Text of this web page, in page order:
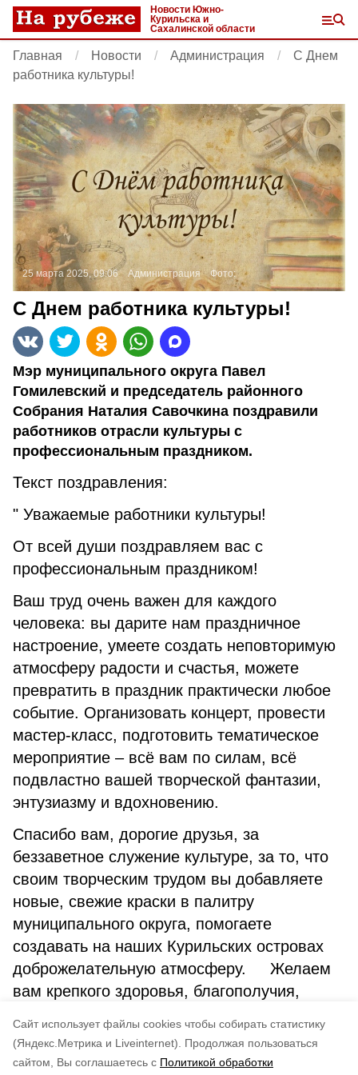
Cайт использует файлы cookies чтобы собирать статистику
(Яндекс.Метрика и Liveinternet).
Продолжая пользоваться
сайтом, Вы соглашаетесь с Политикой обработки
Новости Южно-
Курильска и
Сахалинской области
Главная Новости Администрация
С Днем
работника культуры!
25 марта 2025, 09:06 Администрация Фото:
С Днем работника культуры!
Мэр муниципального округа Павел
Гомилевский и председатель районного
Собрания Наталия Савочкина поздравили
работников отрасли культуры с
профессиональным праздником.
Текст поздравления:
" Уважаемые работники культуры!
От всей души поздравляем вас с
профессиональным праздником!
Ваш труд очень важен для каждого
человека: вы дарите нам праздничное
настроение, умеете создать неповторимую
атмосферу радости и счастья, можете
превратить в праздник практически любое
событие. Организовать концерт, провести
мастер-класс, подготовить тематическое
мероприятие – всё вам по силам, всё
подвластно вашей творческой фантазии,
энтузиазму и вдохновению.
Спасибо вам, дорогие друзья, за
беззаветное служение культуре, за то, что
своим творческим трудом вы добавляете
новые, свежие краски в палитру
муниципального округа, помогаете
создавать на наших Курильских островах
доброжелательную атмосферу. Желаем
вам крепкого здоровья, благополучия,
дела".